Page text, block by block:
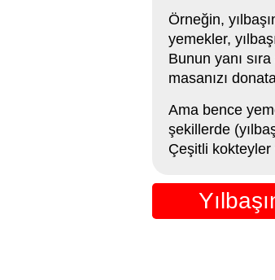
Örneğin,
yemekler,
Bunun yanı
masanızı
Ama bence
şekillerde
Çeşitli